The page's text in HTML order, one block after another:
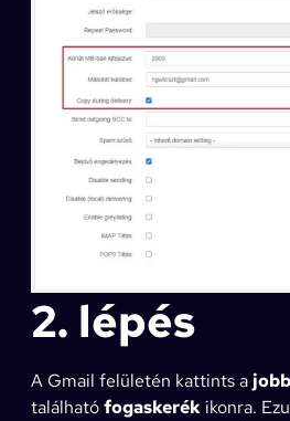
2. lépés
A Gmail felületén kattints a
találhatófogaskerék ikonra.